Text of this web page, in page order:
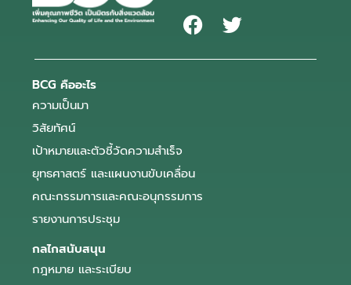
BCG คืออะไร
ความเป็นมา
วิสัยทัศน์
เป้าหมายและตัวชี้วัดความสำเร็จ
ยุทธศาสตร์ และแผนงานขับเคลื่อน
คณะกรรมการและคณะอนุกรรมการ
รายงานการประชุม
กลไกสนับสนุน
กฎหมาย และระเบียบ